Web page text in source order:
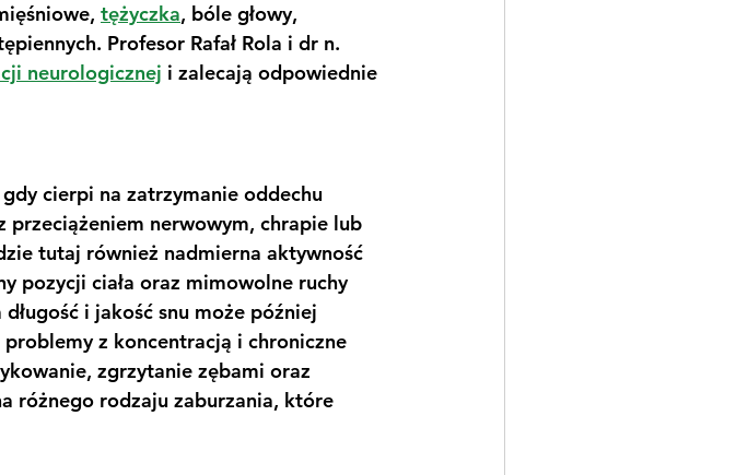
tężyczka, bóle głowy,
Profesor Rafał Rola i dr n.
neurologicznej i zalecają odpowiednie
cierpi na zatrzymanie oddechu
przeciążeniem nerwowym, chrapie lub
tutaj również nadmierna aktywność
pozycji ciała oraz mimowolne ruchy
i jakość snu może później
problemy z koncentracją i chroniczne
zgrzytanie zębami oraz
różnego rodzaju zaburzania, które